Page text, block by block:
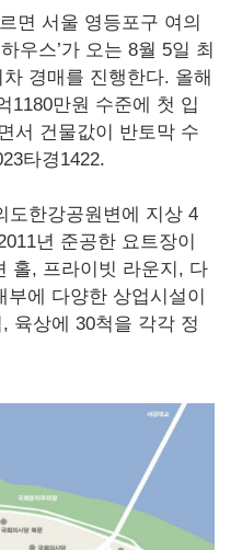
면 서울 영등포구 여의
우스’가 오는 8월 5일 최
경매를 진행한다. 올해
1180만원 수준에 첫 입
서 건물값이 반토막 수
타경1422.
도한강공원변에 지상 4
년 준공한 요트장이
홀, 프라이빗 라운지, 다
에 다양한 상업시설이
육상에 30척을 각각 정